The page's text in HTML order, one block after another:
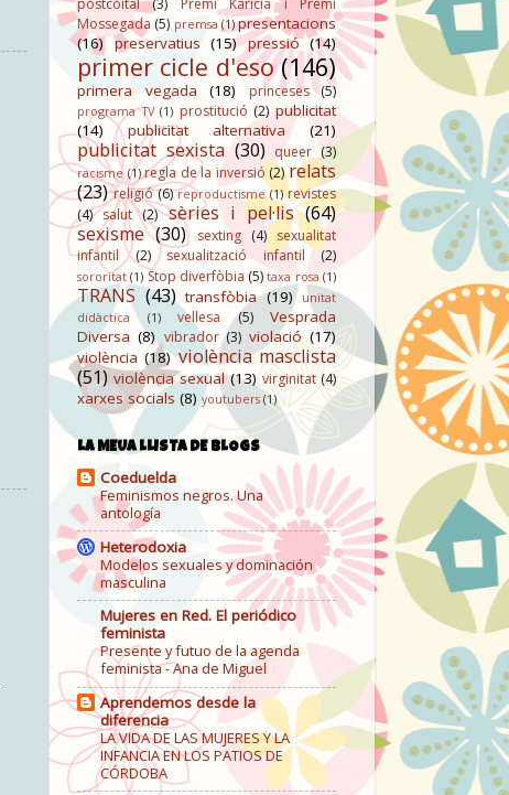
Mossegada (5) premsa (1) presentacions
(16) preservatius (15) pressió (14)
primer cicle d'eso (146)
primera vegada (18) princeses (5)
programa TV (1) prostitució (2) publicitat
(14)
publicitat alternativa (21)
publicitat sexista (30) queer (3)
racisme (1) regla de la inversió (2) relats
(23) religió (6) reproductisme (1) revistes
(4) salut (2) sèries i pel·lis (64)
sexisme (30) sexting (4) sexualitat
infantil
(2) sexualització infantil (2)
sororitat (1) Stop diverfòbia (5) taxa rosa (1)
TRANS (43) transfòbia (19)
unitat
didàctica
(1) vellesa (5)
Vesprada
Diversa (8) vibrador (3) violació (17)
violència (18) violència masclista
(51) violència sexual (13) virginitat (4)
xarxes socials (8) youtubers (1)
LA MEUA LLISTA DE BLOGS
Coeduelda
Feminismos negros. Una
antología
Heterodoxia
Modelos sexuales y dominación
masculina
Mujeres en Red. El periódico
feminista
Presente y futuo de la agenda
feminista - Ana de Miguel
Aprendemos desde la
diferencia
LA VIDA DE LAS MUJERES Y LA
INFANCIA EN LOS PATIOS DE
CÓRDOBA